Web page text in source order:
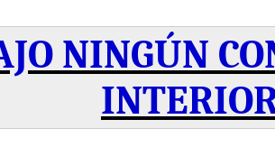
NINGÚN